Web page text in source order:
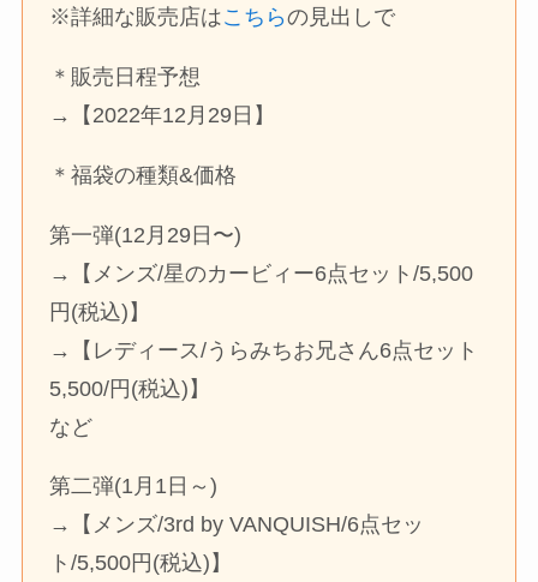
※詳細な販売店はこちらの見出しで
＊販売日程予想
→【2022年12月29日】
＊福袋の種類&価格
第一弾(12月29日〜)
→【メンズ/星のカービィー6点セット/5,500
円(税込)】
→【レディース/うらみちお兄さん6点セット
5,500/円(税込)】
など
第二弾(1月1日～)
→【メンズ/3rd by VANQUISH/6点セッ
ト/5,500円(税込)】